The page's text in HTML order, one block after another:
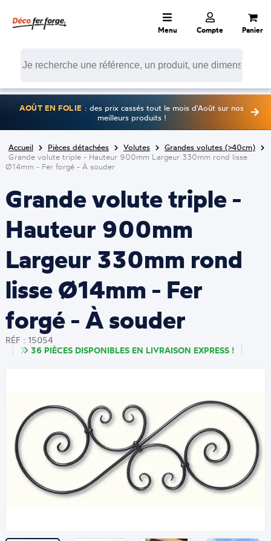
Menu Compte Panier
AOÛT EN FOLIE : des prix cassés tout le mois d'Août sur nos
meilleurs produits !
Accueil Pièces détachées Volutes
Grandes volutes (>40cm)
Grande volute triple - Hauteur 900mm Largeur 330mm rond lisse
Ø14mm - Fer forgé - À souder
Grande volute triple -
Hauteur 900mm
Largeur 330mm rond
lisse Ø14mm - Fer
forgé - À souder
RÉF : 15054
36 PIÈCES DISPONIBLES EN LIVRAISON EXPRESS !